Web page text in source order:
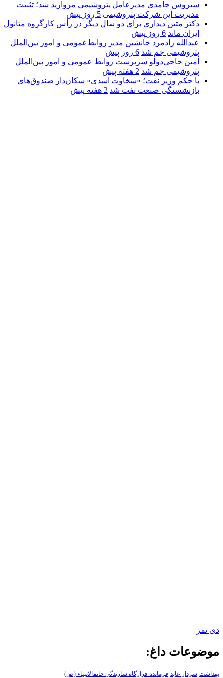
سیروس حامدی مدیرعامل پتروشیمی مروارید شد؛ تثبیت
مدیریت این شرکت پتروشیمی 5 روز پیش
دکتر متین دیداری برای دو سال دیگر در رأس کارگروه متانول
ایران ماند 6 روز پیش
عبدالله رادمرد جانشین مدیر روابط‌عمومی و امور بین‌الملل
پتروشیمی جم شد 6 روز پیش
امین حاجی‌دولو سرپرست روابط عمومی و امور بین‌الملل
پتروشیمی جم شد 2 هفته پیش
با حکم وزیر نفت؛ «سخاوت اسدی» سکان‌دار صندوق‌های
بازنشستگی صنعت نفت شد 2 هفته پیش
دی تمز
موضوعات داغ:
بهداشت سردار عابد فرمانده قرارگاه سازندگی خاتم‌الانبیاء (ص)